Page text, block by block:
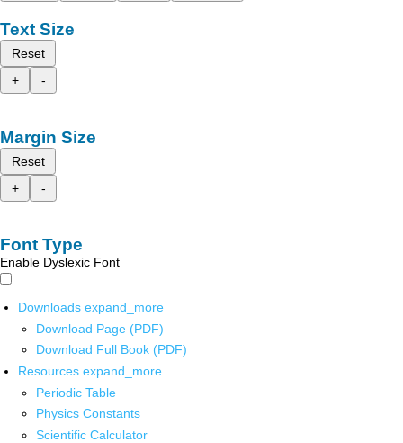
Text Size
Reset
+
-
Margin Size
Reset
+
-
Font Type
Enable Dyslexic Font
Downloads expand_more
Download Page (PDF)
Download Full Book (PDF)
Resources expand_more
Periodic Table
Physics Constants
Scientific Calculator